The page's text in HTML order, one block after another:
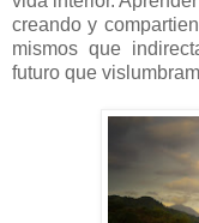
creando y
mismos que
futuro que